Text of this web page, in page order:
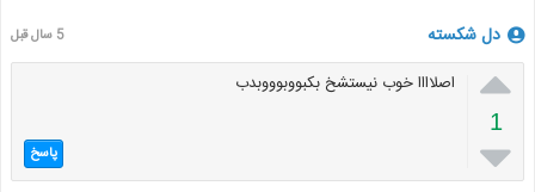
دل شکسته 5 سال قبل

1

اصلاااا خوب نیستشخ بکبووبوووبدب
پاسخ